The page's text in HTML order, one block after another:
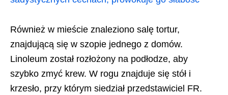
Również w mieście znaleziono salę tortur,
znajdującą się w szopie jednego z domów.
Linoleum został rozłożony na podłodze, aby
szybko zmyć krew. W rogu znajduje się stół i
krzesło, przy którym siedział przedstawiciel FR.